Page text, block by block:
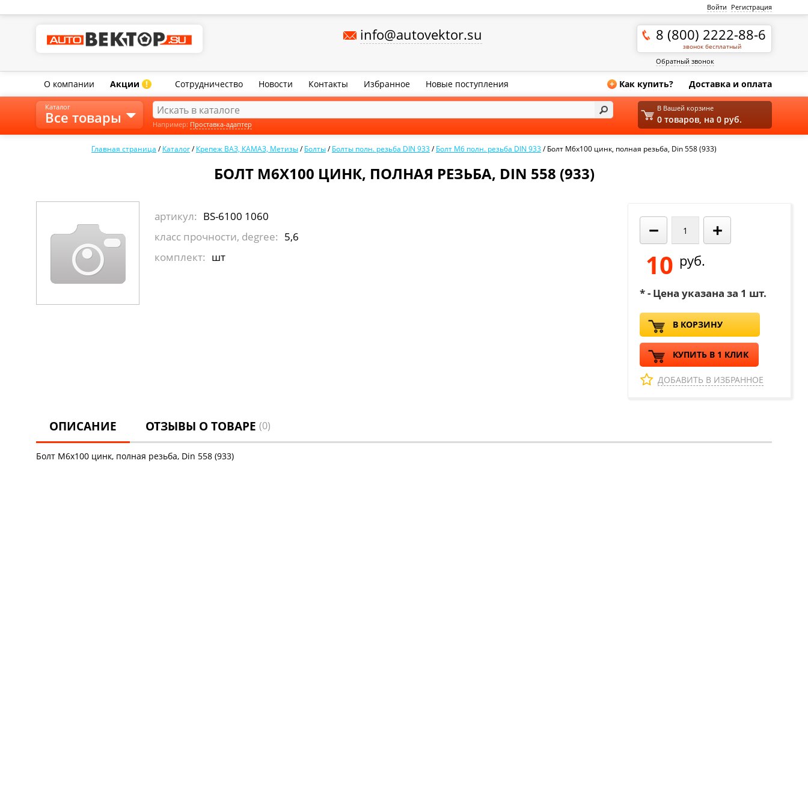
Войти Регистрация
info@autovektor.su 8 (800) 2222-88-6
звонок бесплатный
Обратный звонок
О компании Акции ! Сотрудничество Новости Контакты Избранное Новые поступления + Как купить? Доставка и оплата
Главная страница /Каталог/Крепеж ВАЗ, КАМАЗ, Метизы/Болты/Болты полн. резьба DIN 933/Болт М6 полн. резьба DIN 933/Болт М6х100 цинк, полная резьба, Din 558 (933)
БОЛТ М6Х100 ЦИНК, ПОЛНАЯ РЕЗЬБА, DIN 558 (933)
артикул: BS-6100 1060
класс прочности, degree: 5,6
комплект: шт
− +
10 руб.
* - Цена указана за 1 шт.
В КОРЗИНУ
КУПИТЬ В 1 КЛИК
ДОБАВИТЬ В ИЗБРАННОЕ
ОПИСАНИЕ ОТЗЫВЫ О ТОВАРЕ (0)
Болт М6х100 цинк, полная резьба, Din 558 (933)
Каталог
Все товары
В Вашей корзине
0 товаров, на 0 руб.
Например: Проставка-адаптер